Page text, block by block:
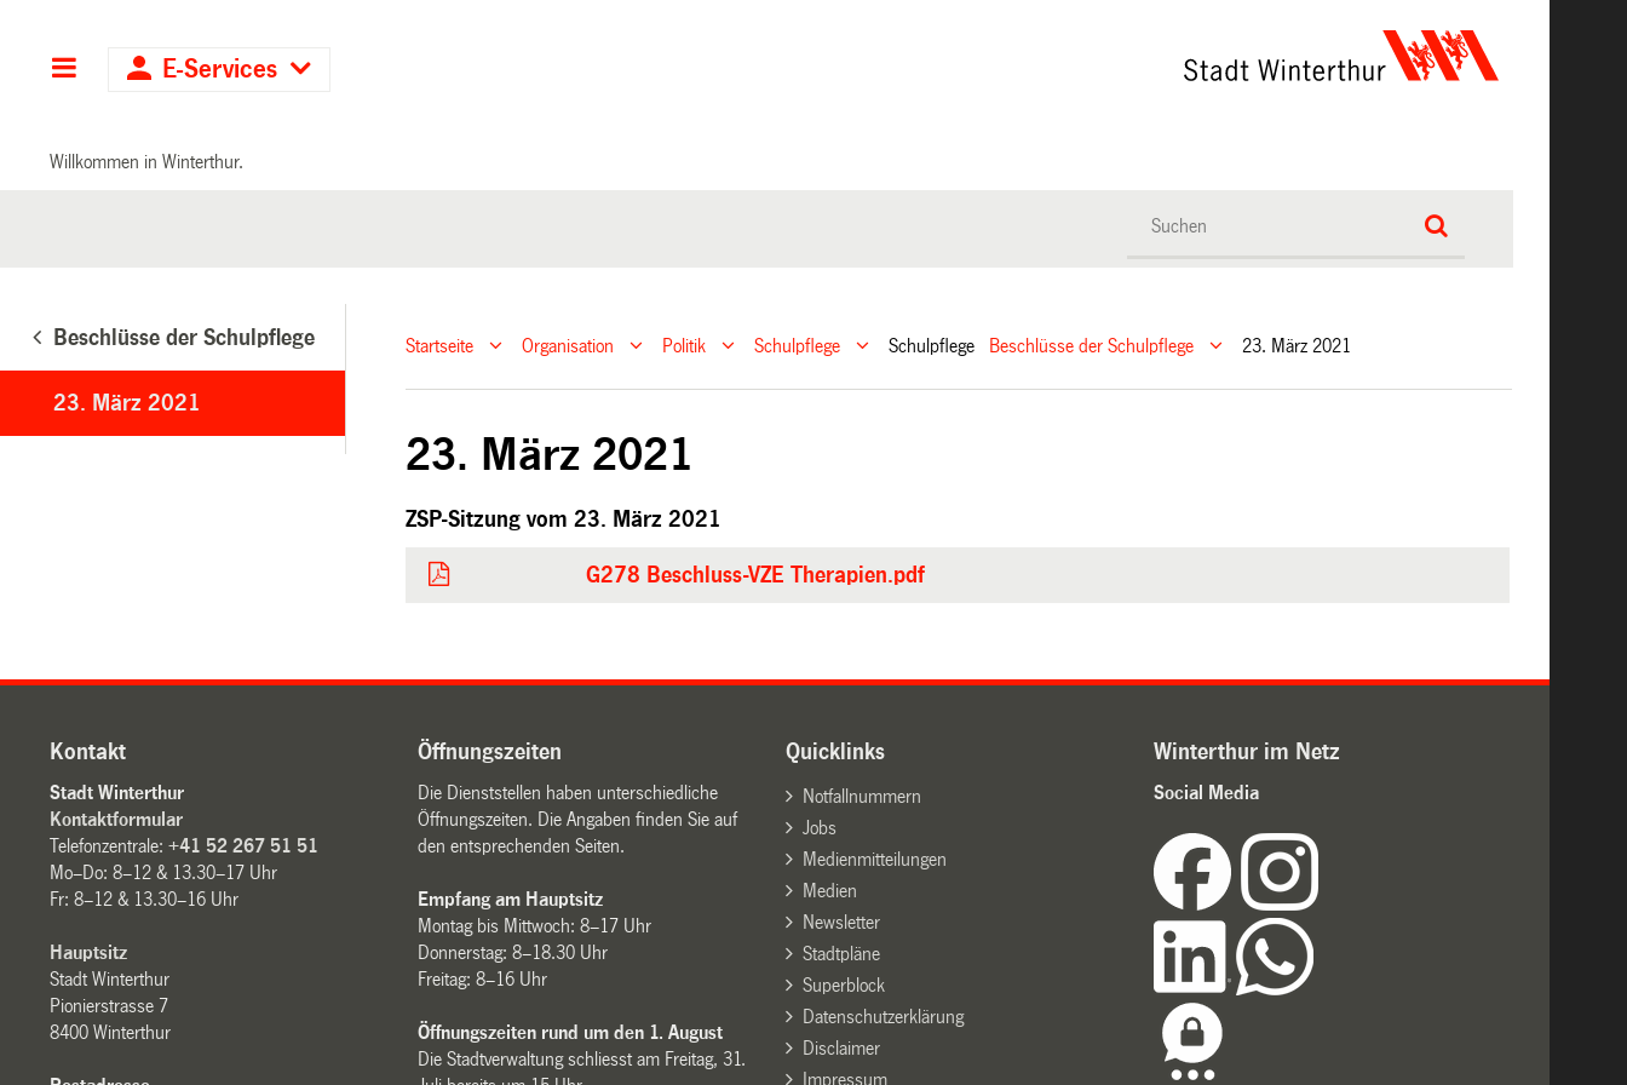
Hauptnavigation
E-Services
Willkommen in Winterthur.
Beschlüsse der Schulpflege
23. März 2021
Startseite Organisation Politik Schulpflege Schulpflege Beschlüsse der Schulpflege 23. März 2021
23. März 2021
ZSP-Sitzung vom 23. März 2021
G278 Beschluss-VZE Therapien.pdf
Kontakt
Stadt Winterthur
Kontaktformular
Telefonzentrale:+41 52 267 51 51
Mo–Do: 8–12 & 13.30–17 Uhr
Fr: 8–12 & 13.30–16 Uhr
Hauptsitz
Stadt Winterthur
Pionierstrasse 7
8400 Winterthur
Öffnungszeiten
Die Dienststellen haben unterschiedliche
Öffnungszeiten. Die Angaben finden Sie auf
den entsprechenden Seiten.
Empfang am Hauptsitz
Montag bis Mittwoch: 8–17 Uhr
Donnerstag: 8–18.30 Uhr
Freitag: 8–16 Uhr
Öffnungszeiten rund um den 1. August
Die Stadtverwaltung schliesst am Freitag, 31.
Quicklinks
Notfallnummern
Jobs
Medienmitteilungen
Medien
Newsletter
Stadtpläne
Superblock
Datenschutzerklärung
Disclaimer
Impressum
Winterthur im Netz
Social Media